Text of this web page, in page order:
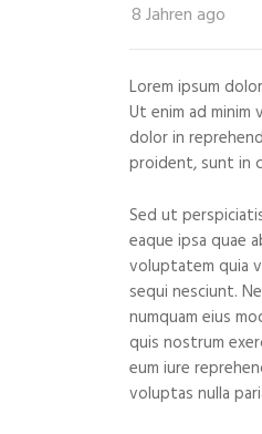
8 Jahren ago
Lorem ipsum
Ut enim ad
dolor in
proident, sunt in
Sed ut
eaque ipsa quae
voluptatem quia
sequi nesciunt.
numquam eius
quis nostrum
eum iure
voluptas nulla